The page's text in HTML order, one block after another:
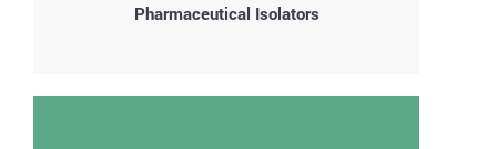
Pharmaceutical Isolators